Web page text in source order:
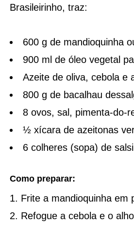
Brasileirinho, traz:
600 g de mandioquinha
900 ml de óleo vegetal
Azeite de oliva, cebola e
800 g de bacalhau
8 ovos, sal, pimenta-do-
½ xícara de azeitonas
6 colheres (sopa) de
Como preparar:
Frite a mandioquinha em
Refogue a cebola e o